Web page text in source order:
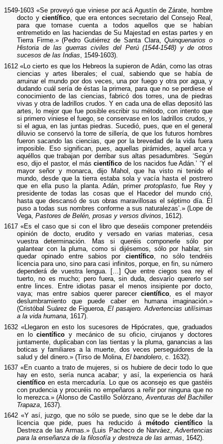
1549-1603 «Se proveyó que viniese por acá Agustín de Zárate, hombre
docto ycientífico, que era entonces secretario del Consejo Real,
para que tomase cuenta a todos aquellos que se habían
entremetido en las haciendas de Su Majestad en estas partes y en
Tierra Firme.» (Pedro Gutiérrez de Santa Clara,Quinquenarios o
Historia de las guerras civiles del Perú (1544-1548) y de otros
sucesos de las Indias, 1549-1603).
1612 «Lo cierto es que los Hebreos la supieron de Adán, como las otras
ciencias y artes liberales; el cual, sabiendo que se había de
arruinar el mundo por dos veces, una por fuego y otra por agua, y
dudando cuál sería de éstas la primera, para que no se perdiese el
conocimiento de las ciencias, fabricó dos torres, una de piedras
vivas y otra de ladrillos crudos. Y en cada una de ellas depositó las
artes, lo mejor que fue posible escribir su método, con intento que
si primero viniese el fuego, se conservase en los ladrillos crudos, y
si el agua, en las juntas piedras. Sucedió, pues, que en el general
diluvio se conservó la torre de sillería, de que los futuros hombres
fueron sacando las ciencias, que por la brevedad de la vida fuera
imposible. Eso significan, pues, aquellas pirámides, aquel arca y
aquéllos que trabajan por derribar sus altas pesadumbres. ‘Según
eso, dijo el pastor, el máscientífico de los nacidos fue Adán.’ ‘Y el
mayor señor y monarca, dijo Mahol, que ha visto ni tenido el
mundo, desde que la tierra estaba sola y vacía hasta el postrero
que en ella puso la planta. Adán, primerprotoplasto , fue Rey y
presidente de todas las cosas que el Hacedor del mundo crió,
hasta que descansó de sus obras maravillosas el séptimo día. Él
puso a todas sus nombres conforme a sus naturalezas’.» (Lope de
Vega, Pastores de Belén, prosas y versos divinos , 1612).
1617 «Es el caso que si con el libro que deseáis componer pretendéis
opinión de docto, erudito y versado en varias materias, cesa
vuestra determinación. Mas si queréis componerle sólo por
galantear con la pluma, como si dijésemos, sólo por hablar, sin
quedar opinado entre sabios porcientífico, no sólo tendréis
licencia para uno, sino para casi infinitos, porque, en fin, su número
dependerá de vuestra lengua. […] Que entre ciegos sea rey el
tuerto, no es mucho; pero fuera, sin duda, desvarío quererlo ser
entre linces. Entre idiotas pasar el menos insipiente por docto,
vaya; mas entre sabios querer parecer científico, es el mayor
deslumbramiento que puede caber en humana imaginación.»
(Cristóbal Suárez de Figueroa,El pasajero. Advertencias utilísimas
a la vida humana, 1617).
1632 «Llegaron en esto los sucesores de Hipócrates, que, graduados
en locientífico y mecánico de su oficio, cirujanos y doctores
juntamente, duplicaban con las tientas y la pluma, ganancias a las
boticas y familiares a la muerte, dos veces perseguidores de la
salud y del dinero.» (Tirso de Molina, El bandolero, c. 1632).
1637 «En cuanto a trato de mujeres, si os hubiere de decir todo lo que
hay en esto, sería nunca acabar; y así, la experiencia os hará
científicoen esta mercaduría. Lo que os aconsejo es que gastéis
con prudencia y procuréis no empeñaros a reñir por ninguna que no
lo merezca.» (Alonso de Castillo Solórzano,Aventuras del Bachiller
Trapaza, 1637).
1642 «Y así, juzgo, que no sólo se puede, sino que se le debe dar la
licencia que pide, pues ha reducido ámétodo científico la
Destreza de las Armas.» (Luis Pacheco de Narváez,Advertencias
para la enseñanza de la filosofía y destreza de las armas, 1642).